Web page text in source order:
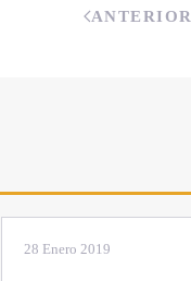
ANTERIOR
28 Enero 2019